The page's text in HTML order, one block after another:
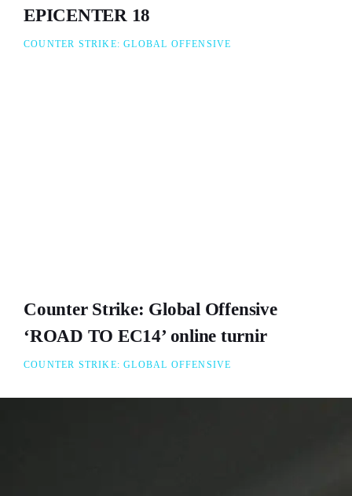
EPICENTER 18
COUNTER STRIKE: GLOBAL OFFENSIVE
Counter Strike: Global Offensive
‘ROAD TO EC14’ online turnir
COUNTER STRIKE: GLOBAL OFFENSIVE